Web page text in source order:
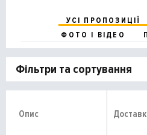
УСІ ПРОПОЗИЦІЇ
ФОТО І ВІДЕО
Фільтри та сортування
Опис